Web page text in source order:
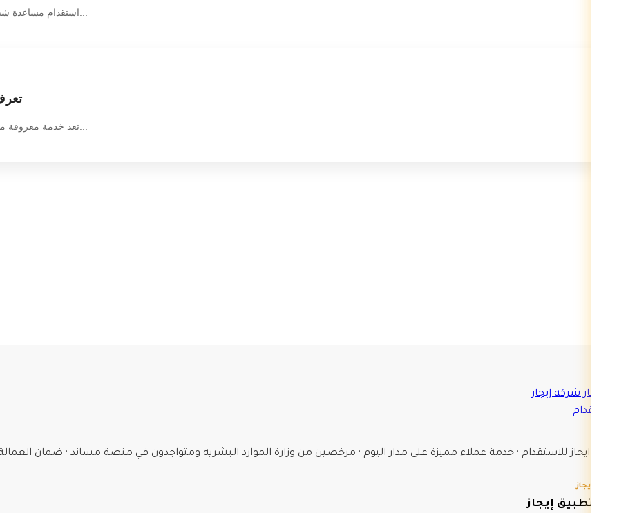
شركة ايجاز للاستقدام · خدمة عملاء مميزة على مدار اليوم · مرخصين من وزارة الموارد البشريه ومتواجدون في منصة مساند · ضمان العمالة 3 أشهر · إمكانية توصيل
تطبيق إيجاز
حمّل تطبيق إيجاز